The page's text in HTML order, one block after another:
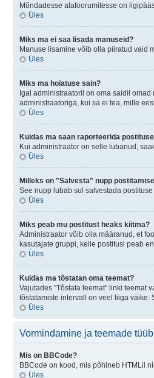
Mõndadesse alafoorumitesse on
Üles
Miks ma ei saa lisada manuseid?
Manuse lisamine võib olla piiratud vaid
Üles
Miks ma hoiatuse sain?
Igal administraatoril on oma saidil
administraatoriga, kui sa ei tea, mille
Üles
Kuidas ma saan raporteerida
Kui administraator on selle lubanud,
Üles
Milleks on "Salvesta" nupp
See nupp lubab sul salvestada
Üles
Miks peab mu postitust heaks kiitma?
Administraator võib olla määranud, et
kasutajate gruppi, kelle postitusi peab
Üles
Kuidas ma tõstatan oma teemat?
Vajutades "Tõstata teemat" linki teemat
tõstatamiste intervall on veel liiga väike.
Üles
Vormindamine ja teemade
Mis on BBCode?
BBCode on kood, mis põhineb HTMLil
Üles